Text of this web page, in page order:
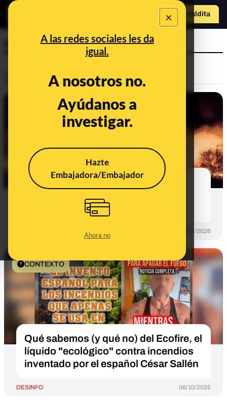
×
A las redes sociales les da
igual.
A nosotros no.
Ayúdanos a
investigar.
Hazte
Embajadora/Embajador
Ahora no
Hazte Maldito
incendio
30 bulos, desinformaciones y
verano de 2026 en España
26/07/2026
CONTEXTO
Qué sabemos (y qué no) del Ecofire, el
líquido "ecológico" contra incendios
inventado por el español César Sallén
DESINFO 08/10/2025